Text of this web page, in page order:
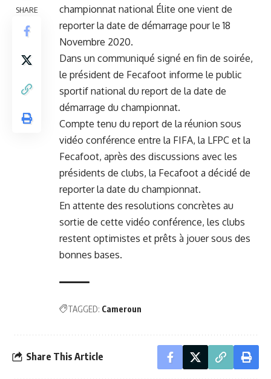
SHARE
championnat national Élite one vient de
reporter la date de démarrage pour le 18
Novembre 2020.
Dans un communiqué signé en fin de soirée,
le président de Fecafoot informe le public
sportif national du report de la date de
démarrage du championnat.
Compte tenu du report de la réunion sous
vidéo conférence entre la FIFA, la LFPC et la
Fecafoot, après des discussions avec les
présidents de clubs, la Fecafoot a décidé de
reporter la date du championnat.
En attente des resolutions concrètes au
sortie de cette vidéo conférence, les clubs
restent optimistes et prêts à jouer sous des
bonnes bases.
TAGGED: Cameroun
Share This Article